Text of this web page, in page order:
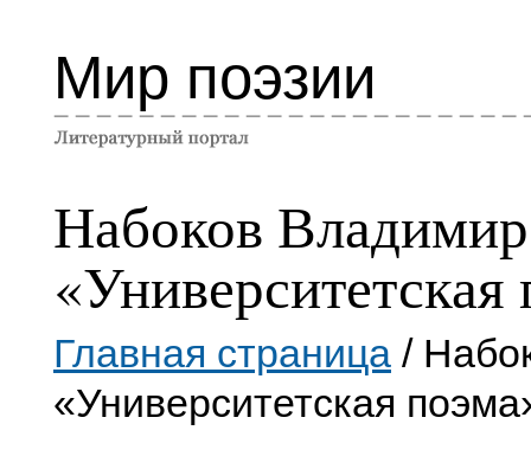
Мир поэзии
Набоков Владимир
Главная страница /
«Университетская